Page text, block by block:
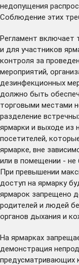
недопущения
Соблюдение этих
Регламент включает
и для участников
контроля за
мероприятий,
дезинфекционных
должно быть
торговыми местами
разделение
ярмарки и выходе из
посетителей,
ярмарке, вне
или в помещении - не
При превышении
доступ на ярмарку
ярмарок запрещено
родителей и людей
органов дыхания и
На ярмарках
демонстрация
предусматривающих